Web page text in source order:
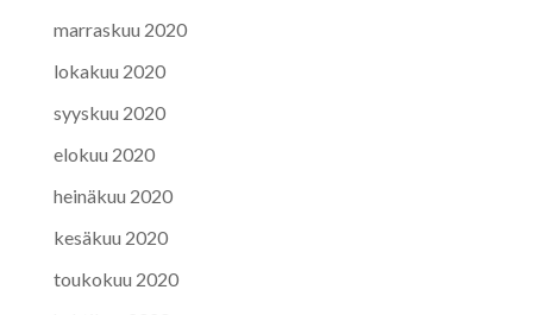
marraskuu 2020
lokakuu 2020
syyskuu 2020
elokuu 2020
heinäkuu 2020
kesäkuu 2020
toukokuu 2020